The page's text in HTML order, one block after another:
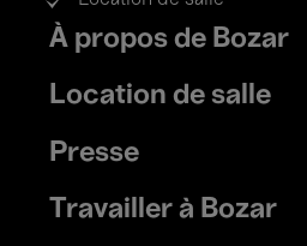
Footer
menu
À propos de Bozar
Location de salle
Presse
Travailler à Bozar